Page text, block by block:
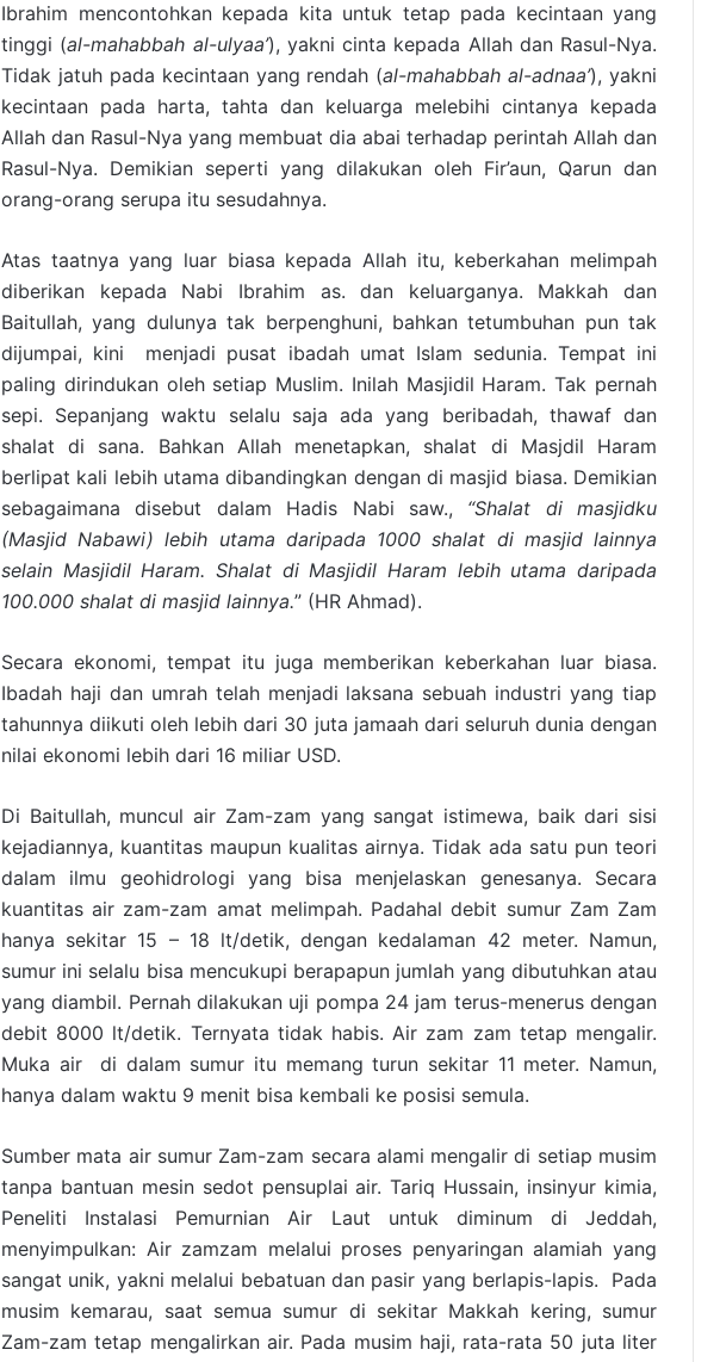
Ibrahim mencontohkan kepada kita untuk tetap pada kecintaan yang
tinggi (al-mahabbah al-ulyaa’), yakni cinta kepada Allah dan Rasul-Nya.
Tidak jatuh pada kecintaan yang rendah (al-mahabbah al-adnaa’), yakni
kecintaan pada harta, tahta dan keluarga melebihi cintanya kepada
Allah dan Rasul-Nya yang membuat dia abai terhadap perintah Allah dan
Rasul-Nya. Demikian seperti yang dilakukan oleh Fir’aun, Qarun dan
orang-orang serupa itu sesudahnya.
Atas taatnya yang luar biasa kepada Allah itu, keberkahan melimpah
diberikan kepada Nabi Ibrahim as. dan keluarganya. Makkah dan
Baitullah, yang dulunya tak berpenghuni, bahkan tetumbuhan pun tak
dijumpai, kini menjadi pusat ibadah umat Islam sedunia. Tempat ini
paling dirindukan oleh setiap Muslim. Inilah Masjidil Haram. Tak pernah
sepi. Sepanjang waktu selalu saja ada yang beribadah, thawaf dan
shalat di sana. Bahkan Allah menetapkan, shalat di Masjdil Haram
berlipat kali lebih utama dibandingkan dengan di masjid biasa. Demikian
sebagaimana disebut dalam Hadis Nabi saw., “Shalat di masjidku
(Masjid Nabawi) lebih utama daripada 1000 shalat di masjid lainnya
selain Masjidil Haram. Shalat di Masjidil Haram lebih utama daripada
100.000 shalat di masjid lainnya.” (HR Ahmad).
Secara ekonomi, tempat itu juga memberikan keberkahan luar biasa.
Ibadah haji dan umrah telah menjadi laksana sebuah industri yang tiap
tahunnya diikuti oleh lebih dari 30 juta jamaah dari seluruh dunia dengan
nilai ekonomi lebih dari 16 miliar USD.
Di Baitullah, muncul air Zam-zam yang sangat istimewa, baik dari sisi
kejadiannya, kuantitas maupun kualitas airnya. Tidak ada satu pun teori
dalam ilmu geohidrologi yang bisa menjelaskan genesanya. Secara
kuantitas air zam-zam amat melimpah. Padahal debit sumur Zam Zam
hanya sekitar 15 – 18 lt/detik, dengan kedalaman 42 meter. Namun,
sumur ini selalu bisa mencukupi berapapun jumlah yang dibutuhkan atau
yang diambil. Pernah dilakukan uji pompa 24 jam terus-menerus dengan
debit 8000 lt/detik. Ternyata tidak habis. Air zam zam tetap mengalir.
Muka air di dalam sumur itu memang turun sekitar 11 meter. Namun,
hanya dalam waktu 9 menit bisa kembali ke posisi semula.
Sumber mata air sumur Zam-zam secara alami mengalir di setiap musim
tanpa bantuan mesin sedot pensuplai air. Tariq Hussain, insinyur kimia,
Peneliti Instalasi Pemurnian Air Laut untuk diminum di Jeddah,
menyimpulkan: Air zamzam melalui proses penyaringan alamiah yang
sangat unik, yakni melalui bebatuan dan pasir yang berlapis-lapis. Pada
musim kemarau, saat semua sumur di sekitar Makkah kering, sumur
Zam-zam tetap mengalirkan air. Pada musim haji, rata-rata 50 juta liter